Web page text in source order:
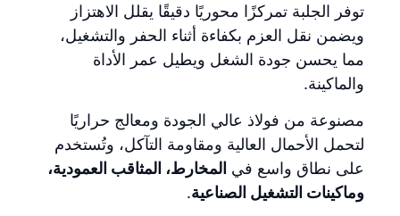
توفر الجلبة تمركزًا محوريًا دقيقًا يقلل الاهتزاز
ويضمن نقل العزم بكفاءة أثناء الحفر والتشغيل،
مما يحسن جودة الشغل ويطيل عمر الأداة
والماكينة.
مصنوعة من فولاذ عالي الجودة ومعالج حراريًا
لتحمل الأحمال العالية ومقاومة التآكل، وتُستخدم
على نطاق واسع في المخارط، المثاقب العمودية،
وماكينات التشغيل الصناعية.